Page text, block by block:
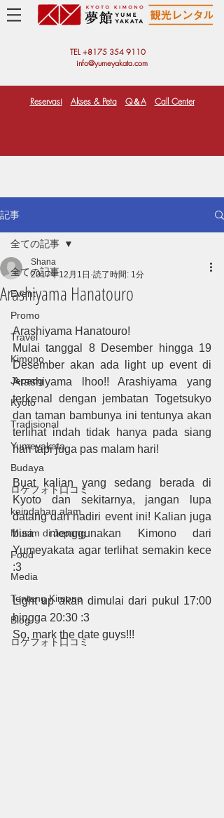
TEL +8175 354 9110
info@yumeyakata.com
Reservasi Akses & Peta Q＆A Call Center
記事
全ての記事
Event
Promo
Travel
Kimono
Jepang
Kyoto
Tradisional
Yumeyakata
Budaya
ロケフォト口コミ
keindahan alam
Musim di Jepang
Food
Media
Tentang Kimono
Blog
ロケフォト口コミ
全ての記事
Arashiyama Hanatouro
Shana
2017年12月1日 読了時間: 1分
Arashiyama Hanatouro!
Mulai tanggal 8 Desember hingga 19
Desember akan ada light up event di
Arashiyama lhoo!! Arashiyama yang
terkenal dengan jembatan Togetsukyo
dan taman bambunya ini tentunya akan
terlihat indah tidak hanya pada siang
hari tapi juga pas malam hari!
Buat kalian yang sedang berada di
Kyoto dan sekitarnya, jangan lupa
datang dan hadiri event ini! Kalian juga
bisa menggunakan Kimono dari
Yumeyakata agar terlihat semakin kece
:3
Light up akan dimulai dari pukul 17:00
hingga 20:30 :3
So, mark the date guys!!!